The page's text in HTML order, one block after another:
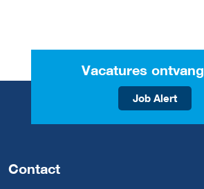
Vacatures
Job Alert
Contact